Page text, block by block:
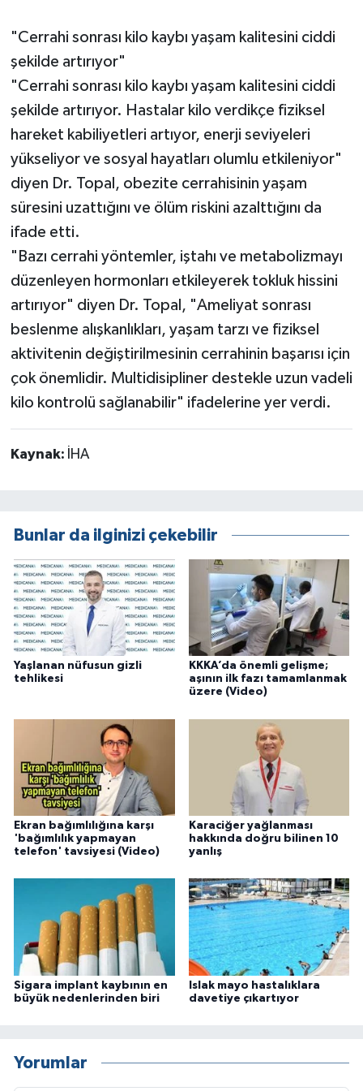
"Cerrahi sonrası kilo kaybı yaşam kalitesini ciddi
şekilde artırıyor"
"Cerrahi sonrası kilo kaybı yaşam kalitesini ciddi
şekilde artırıyor. Hastalar kilo verdikçe fiziksel
hareket kabiliyetleri artıyor, enerji seviyeleri
yükseliyor ve sosyal hayatları olumlu etkileniyor"
diyen Dr. Topal, obezite cerrahisinin yaşam
süresini uzattığını ve ölüm riskini azalttığını da
ifade etti.
"Bazı cerrahi yöntemler, iştahı ve metabolizmayı
düzenleyen hormonları etkileyerek tokluk hissini
artırıyor" diyen Dr. Topal, "Ameliyat sonrası
beslenme alışkanlıkları, yaşam tarzı ve fiziksel
aktivitenin değiştirilmesinin cerrahinin başarısı için
çok önemlidir. Multidisipliner destekle uzun vadeli
kilo kontrolü sağlanabilir" ifadelerine yer verdi.
Kaynak: İHA
Bunlar da ilginizi çekebilir
Yaşlanan nüfusun gizli
tehlikesi
KKKA’da önemli gelişme;
aşının ilk fazı tamamlanmak
üzere (Video)
Ekran bağımlılığına karşı
'bağımlılık yapmayan
telefon' tavsiyesi (Video)
Karaciğer yağlanması
hakkında doğru bilinen 10
yanlış
Sigara implant kaybının en
büyük nedenlerinden biri
Islak mayo hastalıklara
davetiye çıkartıyor
Yorumlar